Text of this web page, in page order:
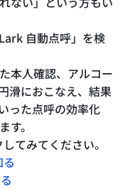
自動点呼」を検
本人確認、アルコー
滑におこなえ、結果
った点呼の効率化
。
てみてください。